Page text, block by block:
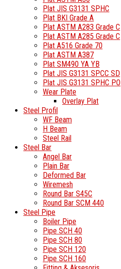
Plat JIS G3131 SPHC
Plat BKI Grade A
Plat ASTM A283 Grade C
Plat ASTM A285 Grade C
Plat A516 Grade 70
Plat ASTM A387
Plat SM490 YA YB
Plat JIS G3131 SPCC SD
Plat JIS G3131 SPHC PO
Wear Plate
Overlay Plat
Steel Profil
WF Beam
H Beam
Steel Rail
Steel Bar
Angel Bar
Plain Bar
Deformed Bar
Wiremesh
Round Bar S45C
Round Bar SCM 440
Steel Pipe
Boiler Pipe
Pipe SCH 40
Pipe SCH 80
Pipe SCH 120
Pipe SCH 160